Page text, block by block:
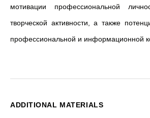
мотивации профессиональной
творческой активности, а также
профессиональной и информационной
ADDITIONAL MATERIALS